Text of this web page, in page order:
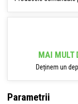
MAI MULT
Deținem un
Parametrii